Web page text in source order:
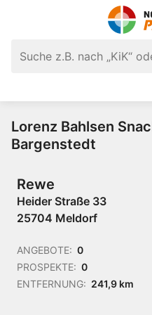
Lorenz Bahlsen
Bargenstedt
Rewe
Heider Straße 33
25704 Meldorf
ANGEBOTE: 0
PROSPEKTE: 0
ENTFERNUNG: 241,9 km